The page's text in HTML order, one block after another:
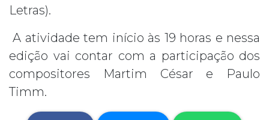
Letras).
A atividade tem início às 19 horas e nessa
edição vai contar com a participação dos
compositores Martim César e Paulo
Timm.